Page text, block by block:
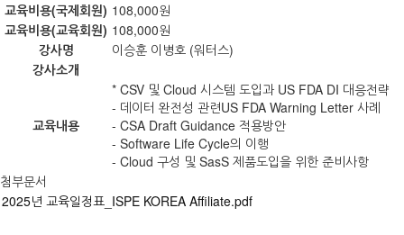
교육비용(국제회원) 108,000원
교육비용(교육회원) 108,000원
강사명
이승훈 이병호 (워터스)
강사소개
교육내용
* CSV 및 Cloud 시스템 도입과 US FDA DI 대응전략
- 데이터 완전성 관련US FDA Warning Letter 사례
- CSA Draft Guidance 적용방안
- Software Life Cycle의 이행
- Cloud 구성 및 SasS 제품도입을 위한 준비사항
첨부문서
2025년 교육일정표_ISPE KOREA Affiliate.pdf